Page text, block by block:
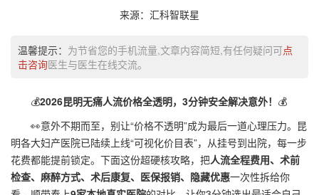
来源：汇科智联星
温馨提示： 为节省您的手机流量,文章内容简短,有任何疑问可点
击咨询医生与医生在线交流。
💰2026昆明无痛人流价格全透明，3分钟安全解决意外！ 💰
👀意外不期而至，别让“价格不透明”成为最后一道心理压力。昆
明各大妇产医院已陆续上线“可视化价目表”，从挂号到出院，每一步
花费都能提前锁定。下面这份超硬核攻略，把人流全程费用、术前
检查、麻醉方式、术后康复、医保报销、隐藏优惠一次性拆给你